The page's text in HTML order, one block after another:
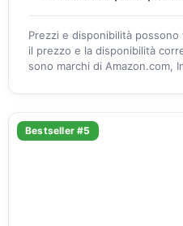
Prezzi e disponibilità
il prezzo e la disponibilità
sono marchi di Amazon.com,
Bestseller #5